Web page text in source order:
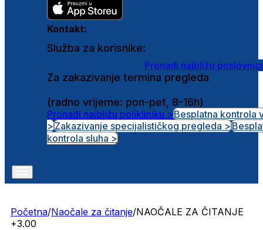
Kontakt:
Služba za korisnike:
Pronađi najbližu
Za zakazivanje termina pregleda
(radno vrijeme: pon-pet, 8-16h)
Pronađi najbližu polikliniku >Besplatna kontrola
>Zakazivanje specijalističkog pregleda >
kontrola sluha >
Početna/Naočale za čitanje/NAOČALE ZA ČITANJE
+3.00